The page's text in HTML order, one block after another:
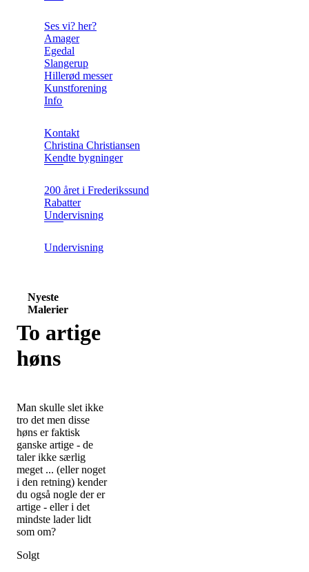
Ses vi? her?
Amager
Egedal
Slangerup
Hillerød messer
Kunstforening
Info
Kontakt
Christina Christiansen
Kendte bygninger
200 året i Frederikssund
Rabatter
Undervisning
Undervisning
Nyeste
Malerier
To artige
høns
Man skulle slet ikke
tro det men disse
høns er faktisk
ganske artige - de
taler ikke særlig
meget ... (eller noget
i den retning) kender
du også nogle der er
artige - eller i det
mindste lader lidt
som om?
Solgt